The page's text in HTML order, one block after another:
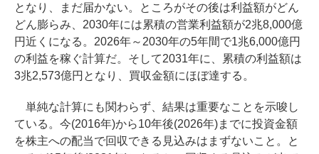
となり、まだ届かない。ところがその後は利益額がどん
どん膨らみ、2030年には累積の営業利益額が2兆8,000億
円近くになる。2026年～2030年の5年間で1兆6,000億円
の利益を稼ぐ計算だ。そして2031年に、累積の利益額は
3兆2,573億円となり、買収金額にほぼ達する。
単純な計算にも関わらず、結果は重要なことを示唆し
ている。今(2016年)から10年後(2026年)までに投資金額
を株主への配当で回収できる見込みはまずないこと。と